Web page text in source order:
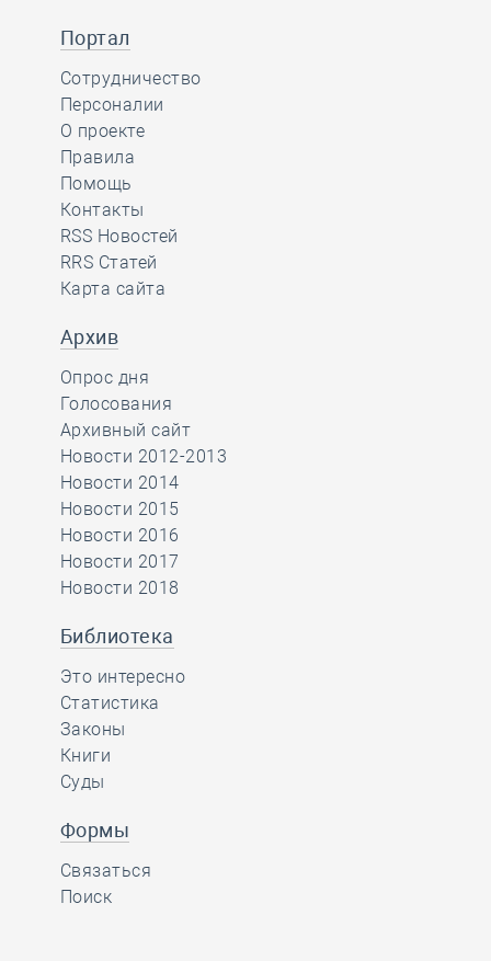
Портал
Сотрудничество
Персоналии
О проекте
Правила
Помощь
Контакты
RSS Новостей
RRS Статей
Карта сайта
Архив
Опрос дня
Голосования
Архивный сайт
Новости 2012-2013
Новости 2014
Новости 2015
Новости 2016
Новости 2017
Новости 2018
Библиотека
Это интересно
Статистика
Законы
Книги
Суды
Формы
Связаться
Поиск